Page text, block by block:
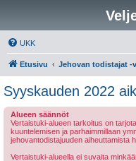
UKK
Etusivu Jehovan todistajat -
Syyskauden 2022
Alueen säännöt
Vertaistuki-alueen tarkoitus on
kuuntelemisen ja parhaimmillaan
jehovantodistajuuden aiheuttamista
Vertaistuki-alueella ei suvaita